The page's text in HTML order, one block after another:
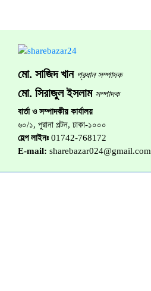
মো. সাজিদ খান প্রধান সম্পাদক
মো. সিরাজুল ইসলাম সম্পাদক
বার্তা ও সম্পাদকীয় কার্যালয়
৬০/১, পুরানা পল্টন, ঢাকা-১০০০
হেল্প লাইনঃ 01742-768172
E-mail: sharebazar024@gmail.com